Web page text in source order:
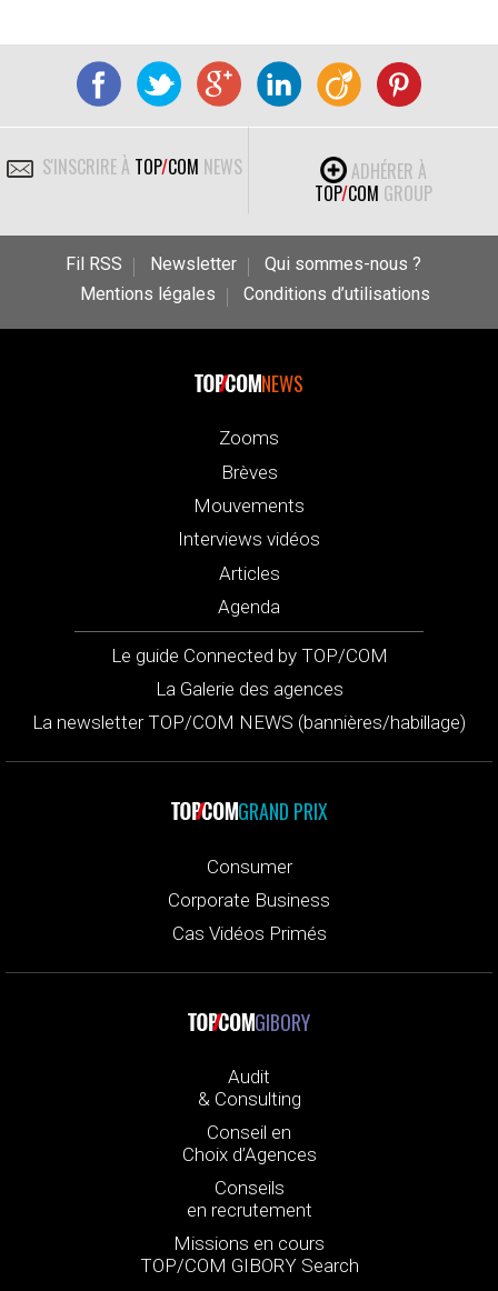
S'INSCRIRE À TOP/COM NEWS
ADHÉRER À
TOP/COM GROUP
Fil RSS Newsletter
Qui sommes-nous ?
Mentions légales
Conditions d’utilisations
NEWS
Zooms
Brèves
Mouvements
Interviews vidéos
Articles
Agenda
Le guide Connected by TOP/COM
La Galerie des agences
La newsletter TOP/COM NEWS (bannières/habillage)
GRAND PRIX
Consumer
Corporate Business
Cas Vidéos Primés
GIBORY
Audit
& Consulting
Conseil en
Choix d’Agences
Conseils
en recrutement
Missions en cours
TOP/COM GIBORY Search